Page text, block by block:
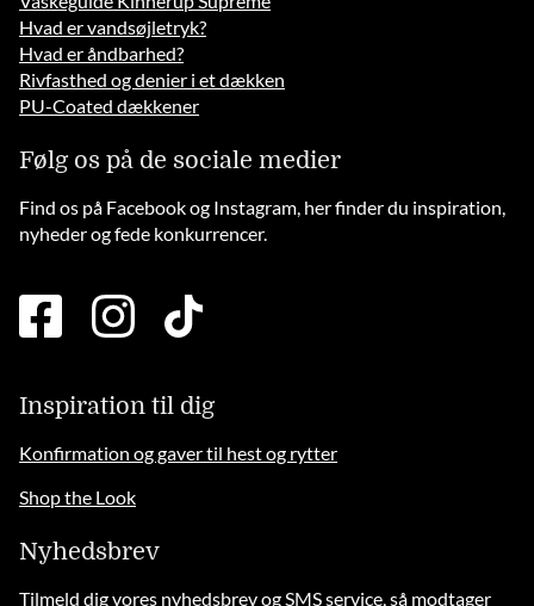
Hvad er vandsøjletryk?
Hvad er åndbarhed?
Rivfasthed og denier i et dækken
PU-Coated dækkener
Følg os på de sociale medier
Find os på Facebook og Instagram, her finder du inspiration,
nyheder og fede konkurrencer.
facebook
square
instagramtiktok
Inspiration til dig
Konfirmation og gaver til hest og rytter
Shop the Look
Nyhedsbrev
Tilmeld dig vores nyhedsbrev og SMS service, så modtager